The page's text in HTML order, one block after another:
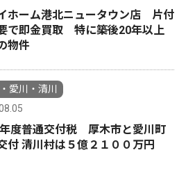
ホーム港北ニュータウン店 片付
で即金買取 特に築後20年以上
物件
愛川・清川
度普通交付税 厚木市と愛川町
付 清川村は５億２１００万円